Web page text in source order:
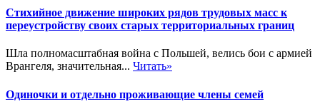
Стихийное движение широких рядов трудовых масс к
переустройству своих старых территориальных границ
Шла полномасштабная война с Польшей, велись бои с армией
Врангеля, значительная... Читать»
Одиночки и отдельно проживающие члены семей